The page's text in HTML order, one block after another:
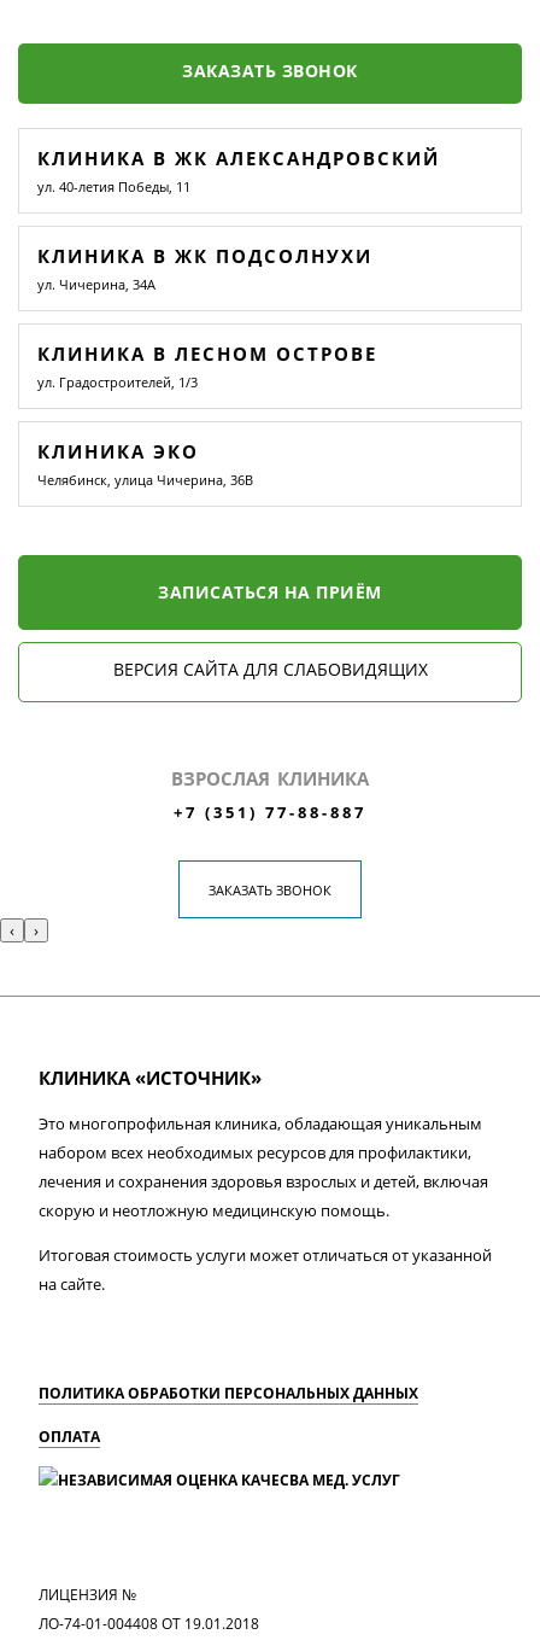
ЗАКАЗАТЬ ЗВОНОК
КЛИНИКА В ЖК АЛЕКСАНДРОВСКИЙ
ул. 40-летия Победы, 11
КЛИНИКА В ЖК ПОДСОЛНУХИ
ул. Чичерина, 34А
КЛИНИКА В ЛЕСНОМ ОСТРОВЕ
ул. Градостроителей, 1/3
КЛИНИКА ЭКО
Челябинск, улица Чичерина, 36В
ЗАПИСАТЬСЯ НА ПРИЁМ
ВЕРСИЯ САЙТА ДЛЯ СЛАБОВИДЯЩИХ
ВЗРОСЛАЯ КЛИНИКА
+7 (351) 77-88-887
ЗАКАЗАТЬ ЗВОНОК
‹ ›
КЛИНИКА «ИСТОЧНИК»
Это многопрофильная клиника, обладающая уникальным
набором всех необходимых ресурсов для профилактики,
лечения и сохранения здоровья взрослых и детей, включая
скорую и неотложную медицинскую помощь.
Итоговая стоимость услуги может отличаться от указанной
на сайте.
ПОЛИТИКА ОБРАБОТКИ ПЕРСОНАЛЬНЫХ ДАННЫХ
ОПЛАТА
ЛИЦЕНЗИЯ №
ЛО-74-01-004408 ОТ 19.01.2018